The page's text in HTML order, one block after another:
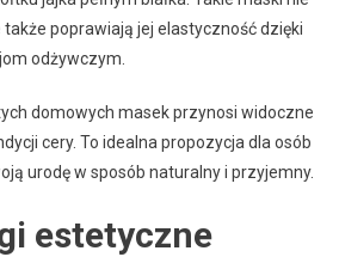
także poprawiają jej elastyczność dzięki
odżywczym.
domowych masek przynosi widoczne
cery. To idealna propozycja dla osób
urodę w sposób naturalny i przyjemny.
estetyczne